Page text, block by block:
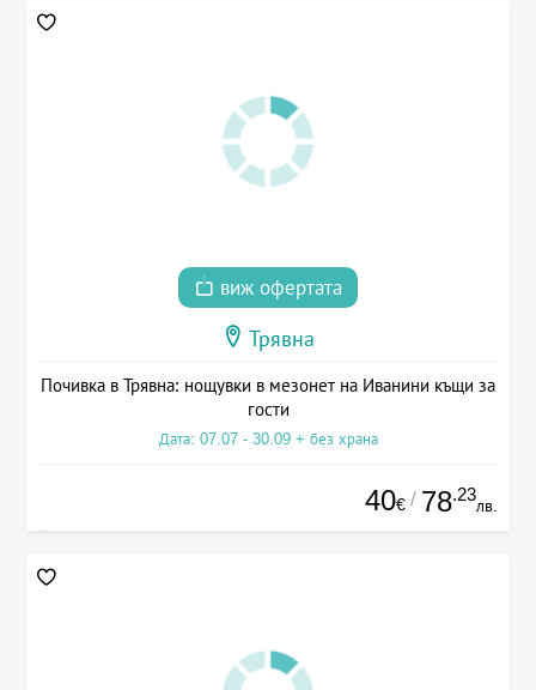
виж офертата
Трявна
Почивка в Трявна: нощувки в мезонет на Иванини къщи за
гости
Дата: 07.07 - 30.09 + без храна
40€ / 78.23
лв.